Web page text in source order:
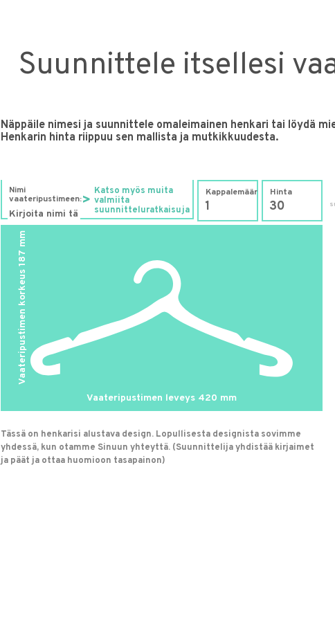
Suunnittele itsellesi
Näppäile nimesi ja suunnittele omaleimainen henkari tai löydä
Henkarin hinta riippuu sen mallista ja mutkikkuudesta.
Nimi
vaateripustimeen:
Katso myös muita
valmiita
suunnitteluratkaisuja
Kappalemäärä Hinta
Vaateripustimen korkeus
187
mm
Vaateripustimen leveys 420 mm
Tässä on henkarisi alustava design. Lopullisesta designista sovimme
yhdessä, kun otamme Sinuun yhteyttä. (Suunnittelija yhdistää kirjaimet
ja päät ja ottaa huomioon tasapainon)